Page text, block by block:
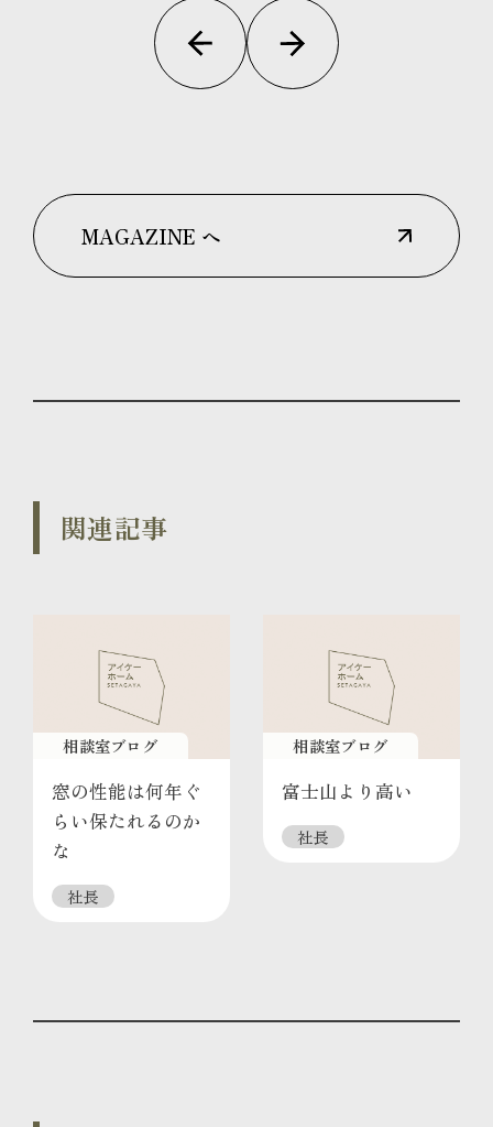
MAGAZINE へ
関連記事
相談室ブログ
窓の性能は何年ぐ
らい保たれるのか
な
社長
相談室ブログ
富士山より高い
社長